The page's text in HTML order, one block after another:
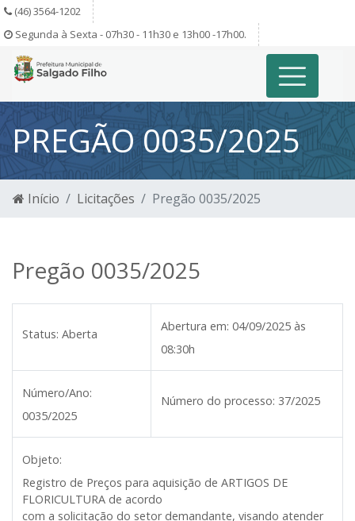
(46) 3564-1202
Segunda à Sexta - 07h30 - 11h30 e 13h00 -17h00.
PREGÃO 0035/2025
Início Licitações Pregão 0035/2025
Pregão 0035/2025
Status: Aberta
Abertura em: 04/09/2025 às
08:30h
Número/Ano:
0035/2025
Número do processo: 37/2025
Objeto:
Registro de Preços para aquisição de ARTIGOS DE
FLORICULTURA de acordo
com a solicitação do setor demandante, visando atender